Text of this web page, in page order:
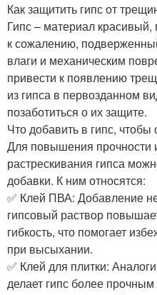
Как защитить гипс от
Гипс – материал
к сожалению,
влаги и механическим
привести к появлению
из гипса в первозданном
позаботиться о их защите.
Что добавить в гипс, чтобы
Для повышения прочности
растрескивания гипса
добавки. К ним относятся:
✅ Клей ПВА: Добавление
гипсовый раствор
гибкость, что помогает
при высыхании.
✅ Клей для плитки:
делает гипс более